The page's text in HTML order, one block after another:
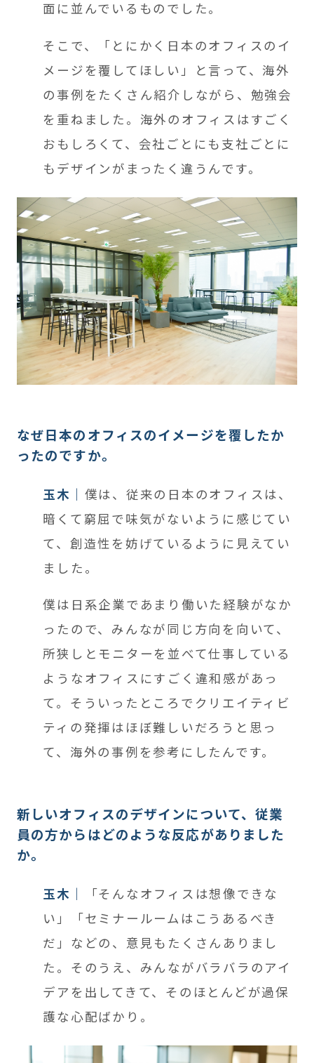
面に並んでいるものでした。
そこで、「とにかく日本のオフィスのイ
メージを覆してほしい」と言って、海外
の事例をたくさん紹介しながら、勉強会
を重ねました。海外のオフィスはすごく
おもしろくて、会社ごとにも支社ごとに
もデザインがまったく違うんです。
なぜ日本のオフィスのイメージを覆したか
ったのですか。
玉木
僕は、従来の日本のオフィスは、
暗くて窮屈で味気がないように感じてい
て、創造性を妨げているように見えてい
ました。
僕は日系企業であまり働いた経験がなか
ったので、みんなが同じ方向を向いて、
所狭しとモニターを並べて仕事している
ようなオフィスにすごく違和感があっ
て。そういったところでクリエイティビ
ティの発揮はほぼ難しいだろうと思っ
て、海外の事例を参考にしたんです。
新しいオフィスのデザインについて、従業
員の方からはどのような反応がありました
か。
玉木
「そんなオフィスは想像できな
い」「セミナールームはこうあるべき
だ」などの、意見もたくさんありまし
た。そのうえ、みんながバラバラのアイ
デアを出してきて、そのほとんどが過保
護な心配ばかり。